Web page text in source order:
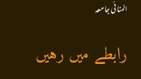
المنا ئی جا معہ
رابطے میں رہیں